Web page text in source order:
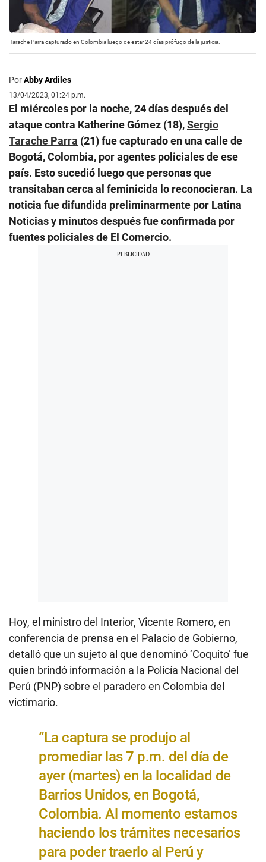
Tarache Parra capturado en Colombia luego de estar 24 días prófugo de la justicia.
PorAbby Ardiles
13/04/2023, 01:24 p.m.
El miércoles por la noche, 24 días después del
ataque contra Katherine Gómez (18),Sergio
Tarache Parra (21) fue capturado en una calle de
Bogotá, Colombia, por agentes policiales de ese
país. Esto sucedió luego que personas que
transitaban cerca al feminicida lo reconocieran. La
noticia fue difundida preliminarmente por Latina
Noticias y minutos después fue confirmada por
fuentes policiales de El Comercio.
Hoy, el ministro del Interior, Vicente Romero, en
conferencia de prensa en el Palacio de Gobierno,
detalló que un sujeto al que denominó ‘Coquito’ fue
quien brindó información a la Policía Nacional del
Perú (PNP) sobre el paradero en Colombia del
victimario.
“La captura se produjo al
promediar las 7 p.m. del día de
ayer (martes) en la localidad de
Barrios Unidos, en Bogotá,
Colombia. Al momento estamos
haciendo los trámites necesarios
para poder traerlo al Perú y